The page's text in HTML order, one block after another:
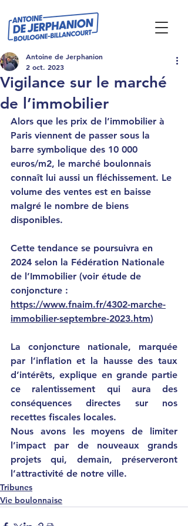
Vigilance sur le marché
de l’immobilier
Antoine de Jerphanion
2 oct. 2023
Alors que les prix de l’immobilier à
Paris viennent de passer sous la
barre symbolique des 10 000
euros/m2, le marché boulonnais
connaît lui aussi un fléchissement. Le
volume des ventes est en baisse
malgré le nombre de biens
disponibles.
Cette tendance se poursuivra en
2024 selon la Fédération Nationale
de l’Immobilier (voir étude de
conjoncture :
https://www.fnaim.fr/4302-marche-
immobilier-septembre-2023.htm)
La conjoncture nationale, marquée
par l’inflation et la hausse des taux
d’intérêts, explique en grande partie
ce ralentissement qui aura des
conséquences directes sur nos
recettes fiscales locales.
Nous avons les moyens de limiter
l’impact par de nouveaux grands
projets qui, demain, préserveront
l’attractivité de notre ville.
Tribunes
Vie boulonnaise